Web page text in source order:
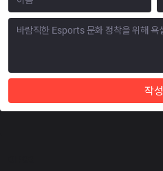
작성